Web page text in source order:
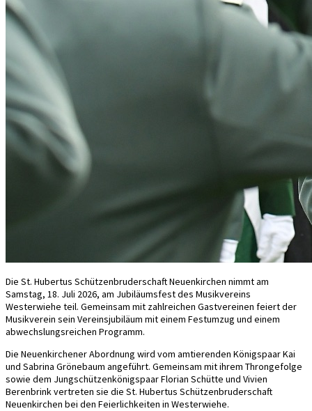
Die St. Hubertus Schützenbruderschaft Neuenkirchen nimmt am
Samstag, 18. Juli 2026, am Jubiläumsfest des Musikvereins
Westerwiehe teil. Gemeinsam mit zahlreichen Gastvereinen feiert der
Musikverein sein Vereinsjubiläum mit einem Festumzug und einem
abwechslungsreichen Programm.
Die Neuenkirchener Abordnung wird vom amtierenden Königspaar Kai
und Sabrina Grönebaum angeführt. Gemeinsam mit ihrem Throngefolge
sowie dem Jungschützenkönigspaar Florian Schütte und Vivien
Berenbrink vertreten sie die St. Hubertus Schützenbruderschaft
Neuenkirchen bei den Feierlichkeiten in Westerwiehe.